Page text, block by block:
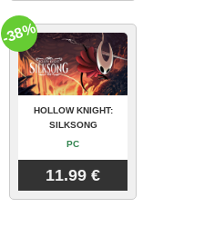
HOLLOW KNIGHT:
SILKSONG
PC
11.99 €
-38%